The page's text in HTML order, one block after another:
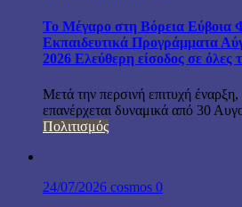
Το Μέγαρο στη Βόρεια Εύβοια
Εκπαιδευτικά Προγράμματα
2026 Ελεύθερη είσοδος σε όλες
Μετά την περσινή επιτυχή
επανέρχεται δυναμικά από 30
Πολιτισμός
24/07/2026 cosmos 0